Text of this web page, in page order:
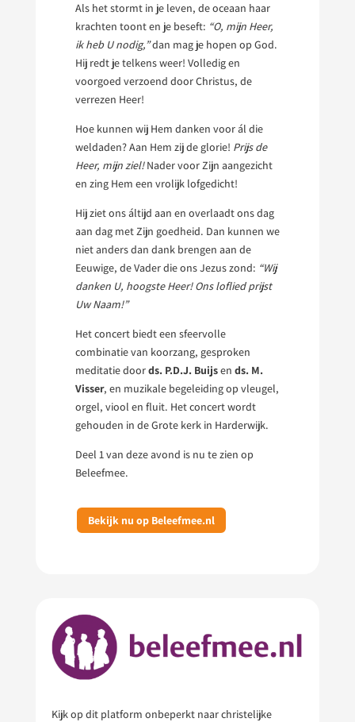
Als het stormt in je leven, de oceaan haar
krachten toont en je beseft: “O, mijn Heer,
ik heb U nodig,”dan mag je hopen op God.
Hij redt je telkens weer! Volledig en
voorgoed verzoend door Christus, de
verrezen Heer!
Hoe kunnen wij Hem danken voor ál die
weldaden? Aan Hem zij de glorie! Prijs de
Heer, mijn ziel!Nader voor Zijn aangezicht
en zing Hem een vrolijk lofgedicht!
Hij ziet ons áltijd aan en overlaadt ons dag
aan dag met Zijn goedheid. Dan kunnen we
niet anders dan dank brengen aan de
Eeuwige, de Vader die ons Jezus zond: “Wij
danken U, hoogste Heer! Ons loflied prijst
Uw Naam!”
Het concert biedt een sfeervolle
combinatie van koorzang, gesproken
meditatie doords. P.D.J. Buijsen ds. M.
Visser, en muzikale begeleiding op vleugel,
orgel, viool en fluit. Het concert wordt
gehouden in de Grote kerk in Harderwijk.
Deel 1 van deze avond is nu te zien op
Beleefmee.
Bekijk nu op Beleefmee.nl
Kijk op dit platform onbeperkt naar christelijke